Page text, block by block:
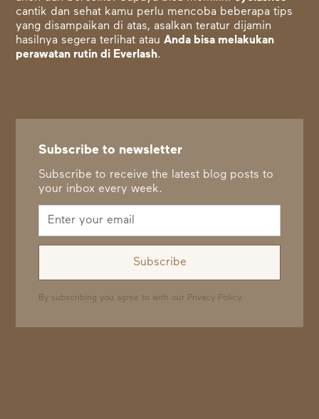
cantik dan sehat kamu perlu mencoba beberapa tips
yang disampaikan di atas, asalkan teratur dijamin
hasilnya segera terlihat atauAnda bisa melakukan
perawatan rutin di Everlash.
Subscribe to newsletter
Subscribe to receive the latest blog posts to
your inbox every week.
By subscribing you agree to with our Privacy Policy.